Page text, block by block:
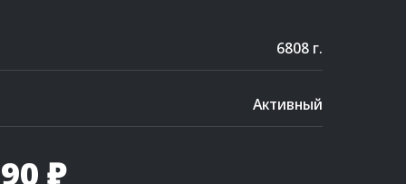
6808 г.
Активный
₽